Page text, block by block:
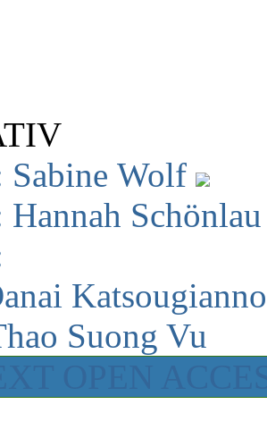
Sabine Wolf
Hannah
Suong Vu